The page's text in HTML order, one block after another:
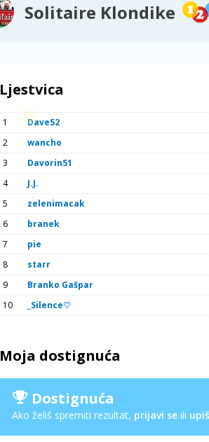
Solitaire Klondike
Ljestvica
1 Dave52
2
wancho
3
Davorin51
4
J.J.
5
zelenimacak
6
branek
7
pie
8
starr
9
Branko Gašpar
10
_Silence♡
Moja dostignuća
Dostignuća
Ako želiš spremiti rezultat, prijavi se ili